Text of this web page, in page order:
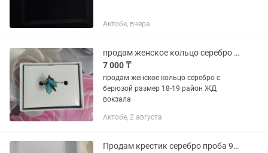
Актобе, вчера
продам женское кольцо серебро с берюзой
7 000 ₸
продам женское кольцо серебро с
берюзой размер 18-19 район ЖД
вокзала
Актобе, 2 августа
Продам крестик серебро проба 925